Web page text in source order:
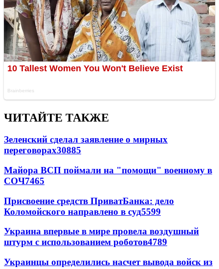
ЧИТАЙТЕ ТАКЖЕ
Зеленский сделал заявление о мирных
переговорах30885
Майора ВСП поймали на "помощи" военному в
СОЧ7465
Присвоение средств ПриватБанка: дело
Коломойского направлено в суд5599
Украина впервые в мире провела воздушный
штурм с использованием роботов4789
Украинцы определились насчет вывода войск из